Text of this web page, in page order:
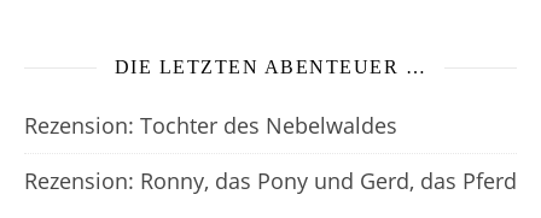
DIE LETZTEN ABENTEUER …
Rezension: Tochter des Nebelwaldes
Rezension: Ronny, das Pony und Gerd, das Pferd